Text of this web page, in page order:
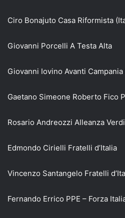
Ciro Bonajuto Casa Riformista
Giovanni Porcelli A Testa Alta
Giovanni Iovino Avanti Campania
Gaetano Simeone Roberto Fico
Rosario Andreozzi Alleanza
Edmondo Cirielli Fratelli d’Italia
Vincenzo Santangelo Fratelli
Fernando Errico PPE – Forza